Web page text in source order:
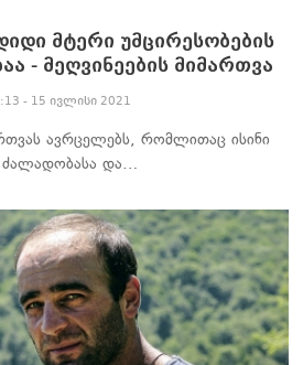
მტერი უმცირესობების
- მეღვინეების მიმართვა
- 15 ივლისი 2021
ავრცელებს, რომლითაც ისინი
ძალადობასა და…